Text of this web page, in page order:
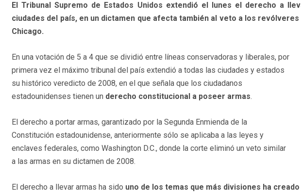
El Tribunal Supremo de Estados Unidos extendió el lunes el derecho a
ciudades del país, en un dictamen que afecta también al veto a los
Chicago.
En una votación de 5 a 4 que se dividió entre líneas conservadoras y liberales, por
primera vez el máximo tribunal del país extendió a todas las ciudades y estados
su histórico veredicto de 2008, en el que señala que los ciudadanos
estadounidenses tienen un derecho constitucional a poseer armas.
El derecho a portar armas, garantizado por la Segunda Enmienda de la
Constitución estadounidense, anteriormente sólo se aplicaba a las leyes y
enclaves federales, como Washington D.C., donde la corte eliminó un veto similar
a las armas en su dictamen de 2008.
El derecho a llevar armas ha sido uno de los temas que más divisiones ha